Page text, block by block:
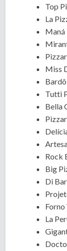
Top
La
Maná
Miss
Tutti
Bella
Rock
Big
Di
La